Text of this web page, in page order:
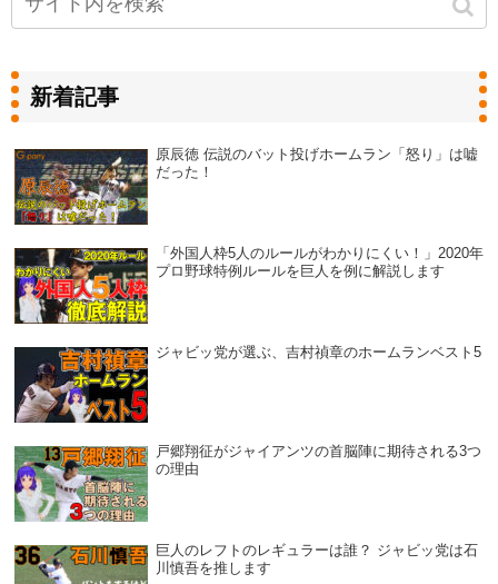
新着記事
原辰徳 伝説のバット投げホームラン「怒り」は嘘
だった！
「外国人枠5人のルールがわかりにくい！」2020年
プロ野球特例ルールを巨人を例に解説します
ジャビッ党が選ぶ、吉村禎章のホームランベスト5
戸郷翔征がジャイアンツの首脳陣に期待される3つ
の理由
巨人のレフトのレギュラーは誰？ ジャビッ党は石
川慎吾を推します